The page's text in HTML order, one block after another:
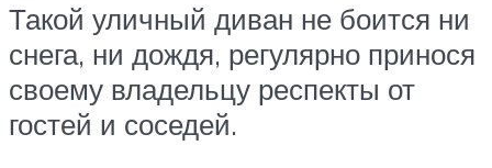
Такой уличный диван не боится ни
снега, ни дождя, регулярно принося
своему владельцу респекты от
гостей и соседей.